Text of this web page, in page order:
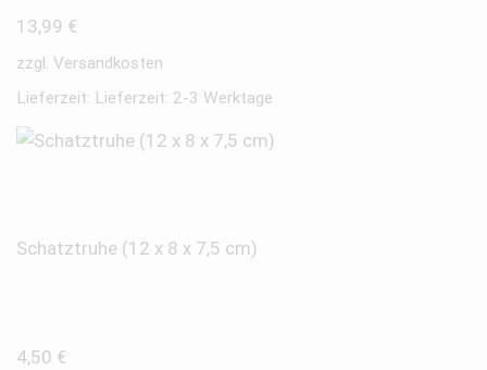
13,99 €
zzgl. Versandkosten
Lieferzeit: Lieferzeit: 2-3 Werktage
Schatztruhe (12 x 8 x 7,5 cm)
4,50 €